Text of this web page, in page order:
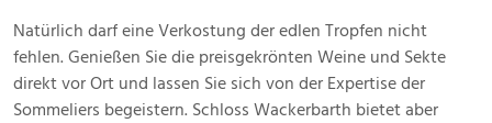
Natürlich darf eine Verkostung der edlen Tropfen nicht
fehlen. Genießen Sie die preisgekrönten Weine und Sekte
direkt vor Ort und lassen Sie sich von der Expertise der
Sommeliers begeistern. Schloss Wackerbarth bietet aber